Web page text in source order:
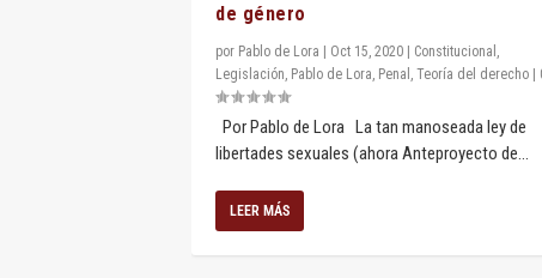
de género
por Pablo de Lora Oct 15, 2020 Constitucional ,
Legislación, Pablo de Lora, Penal , Teoría del derecho
Por Pablo de Lora La tan manoseada ley de
libertades sexuales (ahora Anteproyecto de...
LEER MÁS